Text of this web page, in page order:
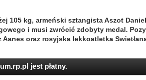
105 kg, armeński sztangista Aszot
i musi zwrócić zdobyty medal.
oraz rosyjska lekkoatletka
jest płatny.